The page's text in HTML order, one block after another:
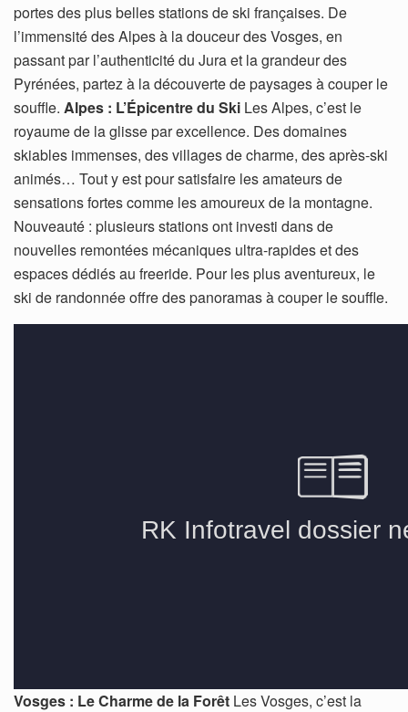
portes des plus belles stations de ski françaises. De
l’immensité des Alpes à la douceur des Vosges, en
passant par l’authenticité du Jura et la grandeur des
Pyrénées, partez à la découverte de paysages à couper le
souffle. Alpes : L’Épicentre du Ski Les Alpes, c’est le
royaume de la glisse par excellence. Des domaines
skiables immenses, des villages de charme, des après-ski
animés… Tout y est pour satisfaire les amateurs de
sensations fortes comme les amoureux de la montagne.
Nouveauté : plusieurs stations ont investi dans de
nouvelles remontées mécaniques ultra-rapides et des
espaces dédiés au freeride. Pour les plus aventureux, le
ski de randonnée offre des panoramas à couper le souffle.
Vosges : Le Charme de la Forêt Les Vosges, c’est la